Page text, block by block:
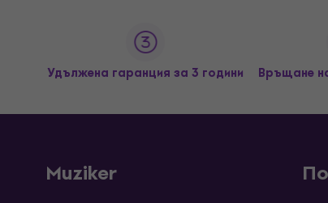
Удължена гаранция за 3 години Връщане
Muziker